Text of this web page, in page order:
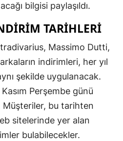
bilgisi paylaşıldı.
TARIHLERI
Massimo Dutti,
indirimleri, her yıl
şekilde uygulanacak.
Perşembe günü
Müşteriler, bu tarihten
sitelerinde yer alan
bulabilecekler.